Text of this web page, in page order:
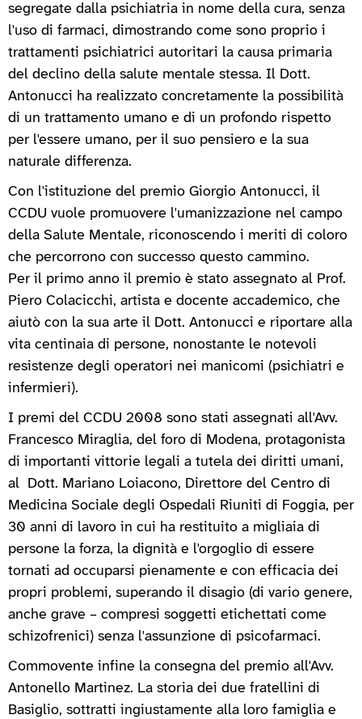
segregate dalla psichiatria in nome della cura, senza
l'uso di farmaci, dimostrando come sono proprio i
trattamenti psichiatrici autoritari la causa primaria
del declino della salute mentale stessa. Il Dott.
Antonucci ha realizzato concretamente la possibilità
di un trattamento umano e di un profondo rispetto
per l'essere umano, per il suo pensiero e la sua
naturale differenza.
Con l'istituzione del premio Giorgio Antonucci, il
CCDU vuole promuovere l'umanizzazione nel campo
della Salute Mentale, riconoscendo i meriti di coloro
che percorrono con successo questo cammino.
Per il primo anno il premio è stato assegnato al Prof.
Piero Colacicchi, artista e docente accademico, che
aiutò con la sua arte il Dott. Antonucci e riportare alla
vita centinaia di persone, nonostante le notevoli
resistenze degli operatori nei manicomi (psichiatri e
infermieri).
I premi del CCDU 2008 sono stati assegnati all'Avv.
Francesco Miraglia, del foro di Modena, protagonista
di importanti vittorie legali a tutela dei diritti umani,
al Dott. Mariano Loiacono, Direttore del Centro di
Medicina Sociale degli Ospedali Riuniti di Foggia, per
30 anni di lavoro in cui ha restituito a migliaia di
persone la forza, la dignità e l'orgoglio di essere
tornati ad occuparsi pienamente e con efficacia dei
propri problemi, superando il disagio (di vario genere,
anche grave – compresi soggetti etichettati come
schizofrenici) senza l'assunzione di psicofarmaci.
Commovente infine la consegna del premio all'Avv.
Antonello Martinez. La storia dei due fratellini di
Basiglio, sottratti ingiustamente alla loro famiglia e